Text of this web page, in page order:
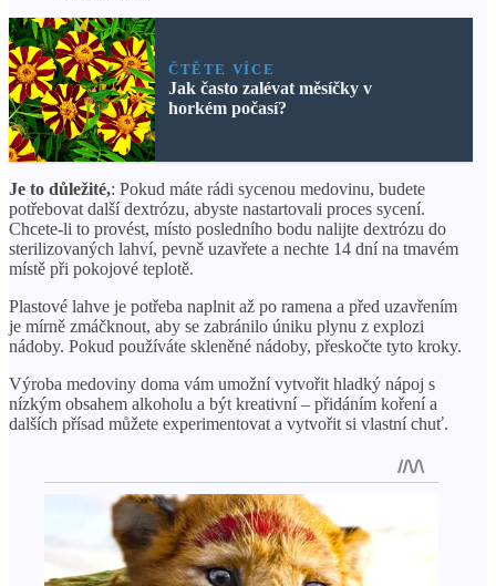
ČTĚTE VÍCE
Jak často zalévat měsíčky v
horkém počasí?
Je to důležité,: Pokud máte rádi sycenou medovinu, budete
potřebovat další dextrózu, abyste nastartovali proces sycení.
Chcete-li to provést, místo posledního bodu nalijte dextrózu do
sterilizovaných lahví, pevně uzavřete a nechte 14 dní na tmavém
místě při pokojové teplotě.
Plastové lahve je potřeba naplnit až po ramena a před uzavřením
je mírně zmáčknout, aby se zabránilo úniku plynu z explozi
nádoby. Pokud používáte skleněné nádoby, přeskočte tyto kroky.
Výroba medoviny doma vám umožní vytvořit hladký nápoj s
nízkým obsahem alkoholu a být kreativní – přidáním koření a
dalších přísad můžete experimentovat a vytvořit si vlastní chuť.